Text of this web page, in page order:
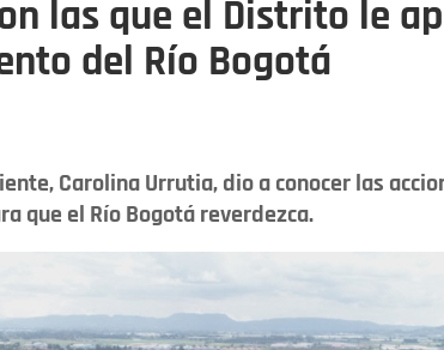
las que el Distrito le
del Río Bogotá
Carolina Urrutia, dio a conocer las
que el Río Bogotá reverdezca.